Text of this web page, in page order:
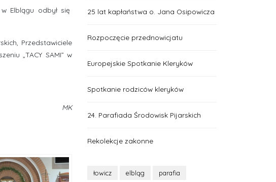
Elblągu odbył się
Przedstawiciele
„TACY SAMI” w
MK
25 lat kapłaństwa o. Jana Osipowicza
Rozpoczęcie przednowicjatu
Europejskie Spotkanie Kleryków
Spotkanie rodziców kleryków
24. Parafiada Środowisk Pijarskich
Rekolekcje zakonne
łowicz elbląg parafia